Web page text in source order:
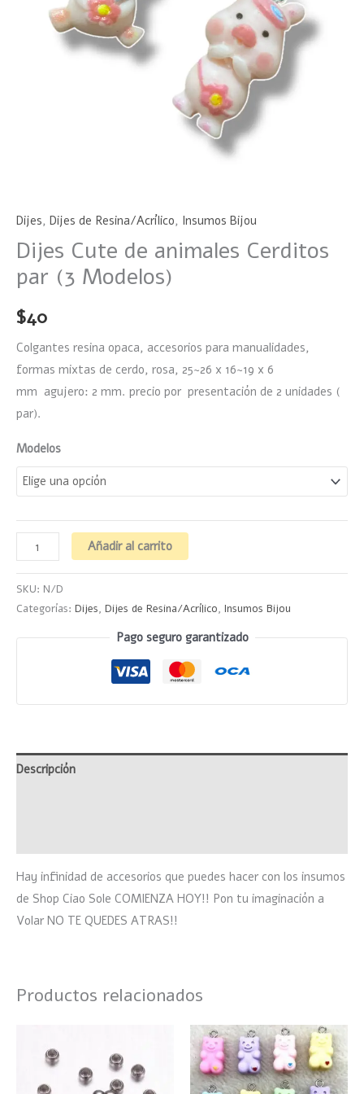
Dijes, Dijes de Resina/Acrílico, Insumos Bijou
Dijes Cute de animales Cerditos
par (3 Modelos)
$40
Colgantes resina opaca, accesorios para manualidades,
formas mixtas de cerdo, rosa, 25~26 x 16~19 x 6
mm agujero: 2 mm. precio por presentación de 2 unidades (
par).
Modelos
Añadir al carrito
SKU: N/D
Categorías: Dijes, Dijes de Resina/Acrílico, Insumos Bijou
Pago seguro garantizado
Descripción
Hay infinidad de accesorios que puedes hacer con los insumos
de Shop Ciao Sole COMIENZA HOY!! Pon tu imaginación a
Volar NO TE QUEDES ATRAS!!
Productos relacionados
Este
producto
tiene